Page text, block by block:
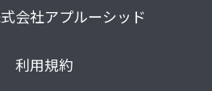
会社アプルーシッド
利用規約